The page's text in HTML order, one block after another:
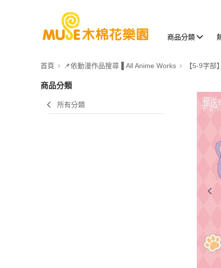
商品分類
首頁 📌依動漫作品搜尋▐ All Anime Works 【5-9字部
商品分類
所有分類